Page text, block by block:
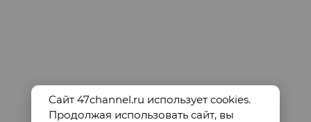
Сайт 47channel.ru использует cookies.
Продолжая использовать сайт, вы